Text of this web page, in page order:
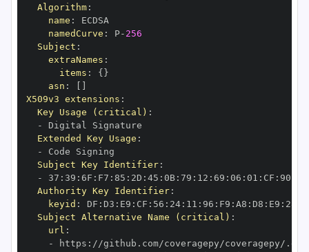
Algorithm:
name :
namedCurve : P- 256
Subject :
extraNames :
items : { }
asn :
X509v3 extensions :
Key Usage (critical) :
-
Extended Key Usage :
-
Subject Key Identifier:
-
37 : 39 : 6F : F7 : 85 : 2D : 45 : 0B: 79 : 12 : 69 : 06 : 01 : CF : 90
Authority Key Identifier:
keyid : DF : D3 : E9 : CF : 56 : 24: 11 : 96 : F9 : A8 : D8 : E9 : 28
Subject Alternative Name (critical) :
url :
-
https :